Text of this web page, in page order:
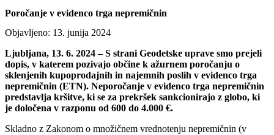
Poročanje v evidenco trga nepremičnin
Objavljeno: 13. junija 2024
Ljubljana, 13. 6. 2024 – S strani Geodetske uprave smo prejeli
dopis, v katerem pozivajo občine k ažurnem poročanju o
sklenjenih kupoprodajnih in najemnih poslih v evidenco trga
nepremičnin (ETN). Neporočanje v evidenco trga nepremičnin
predstavlja kršitve, ki se za prekršek sankcionirajo z globo, ki
je določena v razponu od 600 do 4.000 €.
Skladno z Zakonom o množičnem vrednotenju nepremičnin (v